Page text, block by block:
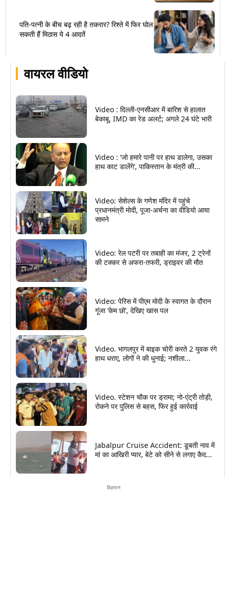
वायरल वीडियो
Video : दिल्ली-एनसीआर में बारिश से हालात
बेकाबू, IMD का रेड अलर्ट; अगले 24 घंटे भारी
Video : ‘जो हमारे पानी पर हाथ डालेगा, उसका
हाथ काट डालेंगे’, पाकिस्तान के मंत्री की...
Video: सेशेल्स के गणेश मंदिर में पहुंचे
प्रधानमंत्री मोदी, पूजा-अर्चना का वीडियो आया
सामने
Video: रेल पटरी पर तबाही का मंजर, 2 ट्रेनों
की टक्कर से अफरा-तफरी, ड्राइवर की मौत
Video: पेरिस में पीएम मोदी के स्वागत के दौरान
गूंजा ‘केम छो’, देखिए खास पल
Video. भागलपुर में बाइक चोरी करते 2 युवक रंगे
हाथ धराए, लोगों ने की धुनाई; नशीला...
Video. स्टेशन चौक पर ड्रामा; नो-एंट्री तोड़ी,
रोकने पर पुलिस से बहस, फिर हुई कार्रवाई
Jabalpur Cruise Accident: डूबती नाव में
मां का आखिरी प्यार, बेटे को सीने से लगाए कैद...
पति-पत्नी के बीच बढ़ रही है तकरार? रिश्ते में फिर घोल
सकती हैं मिठास ये 4 आदतें
विज्ञापन